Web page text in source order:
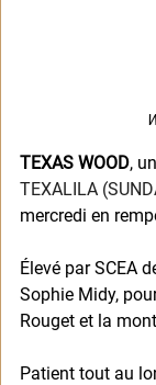
TEXAS WOOD,
TEXALILA
mercredi en
Élevé par SCEA
Sophie Midy,
Rouget et la
Patient tout au